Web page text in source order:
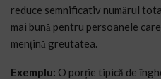
reduce semnificativ numărul
mai bună pentru persoanele
mențină greutatea.
Exemplu: O porție tipică de